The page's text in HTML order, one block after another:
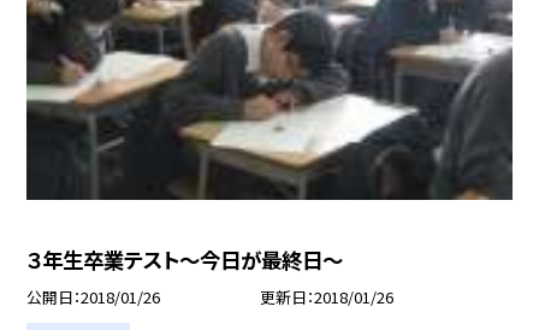
３年生卒業テスト〜今日が最終日〜
公開日 2018/01/26 更新日 2018/01/26